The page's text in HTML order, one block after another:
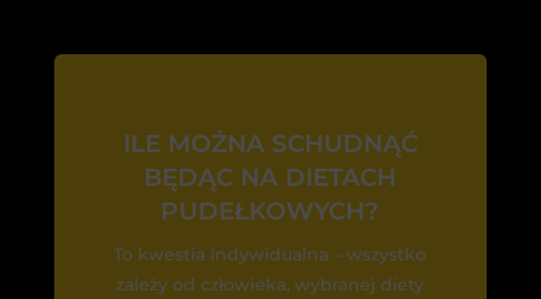
ILE MOŻNA SCHUDNĄĆ
BĘDĄC NA DIETACH
PUDEŁKOWYCH?
To kwestia indywidualna – wszystko
zależy od człowieka, wybranej diety